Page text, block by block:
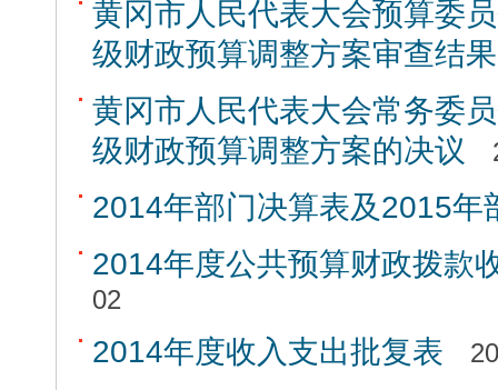
黄冈市人民代表大会预算委
级财政预算调整方案审查结
黄冈市人民代表大会常务委
级财政预算调整方案的决议
2014年部门决算表及2015年
2014年度公共预算财政拨款
02
2014年度收入支出批复表